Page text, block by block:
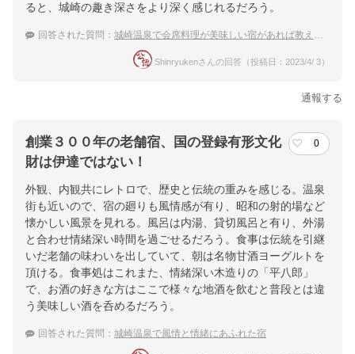
ると、城崎の趣き深さをより深く感じれるだろう。
回答された質問： 城崎温泉で会席料理が美味しい宿があれば教えて下さい。
Shinryukenさんの回答（投稿日：2023/4/ 3）
通報する
創業３００年の老舗宿、国の登録有形文化
財は伊達ではない！
0
外観、内観共にレトロで、歴史と伝統の重みを感じる。温泉
街も近いので、宿の廻りも風情感が有り、昭和の射的場など
懐かしい風景を見れる。風呂は内湯、貸切風呂と有り、外湯
と合わせ情緒深い時間を過ごせるだろう。食事は伝統を引継
いだ老舗の味わいを出していて、朝は名物甘酒ヨーグルトを
頂ける。食事処はこれまた、情緒深い木造りの「平八郎」
で、お酒の好きな方はここで様々な地酒を飲むと普段とは違
う美味しい酒を呑めるだろう。
回答された質問： 城崎温泉で風情と情緒にあふれた宿